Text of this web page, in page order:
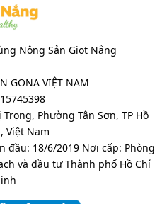
Nông Sản Giọt Nắng
GONA VIỆT NAM
Phường Tân Sơn, TP Hồ
Việt Nam
đầu: 18/6/2019 Nơi cấp: Phòng
và đầu tư Thành phố Hồ Chí